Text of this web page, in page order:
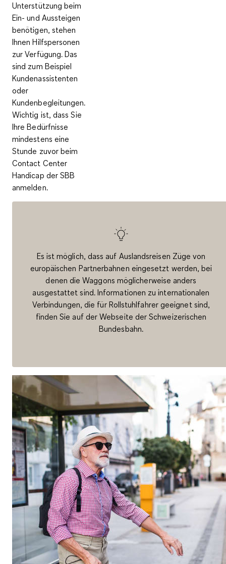
Unterstützung beim
Ein- und Aussteigen
benötigen, stehen
IhnenHilfspersonen
zur Verfügung. Das
sind zum Beispiel
Kundenassistenten
oder
Kundenbegleitungen.
Wichtig ist, dass Sie
Ihre Bedürfnisse
mindestens eine
Stunde zuvor beim
Contact Center
Handicap der SBB
anmelden.
Es ist möglich, dass auf Auslandsreisen Züge von
europäischen Partnerbahnen eingesetzt werden, bei
denen die Waggons möglicherweise anders
ausgestattet sind. Informationen zu internationalen
Verbindungen, die für Rollstuhlfahrer geeignet sind,
finden Sie auf der Webseite der Schweizerischen
Bundesbahn.